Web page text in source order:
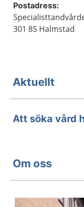
Postadress:
301 85 Halmstad
Aktuellt
Att söka vård
Om oss